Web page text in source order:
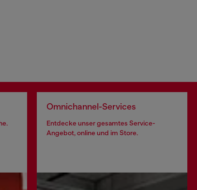
Omnichannel-Services
Entdecke unser gesamtes Service-
Angebot, online und im Store.